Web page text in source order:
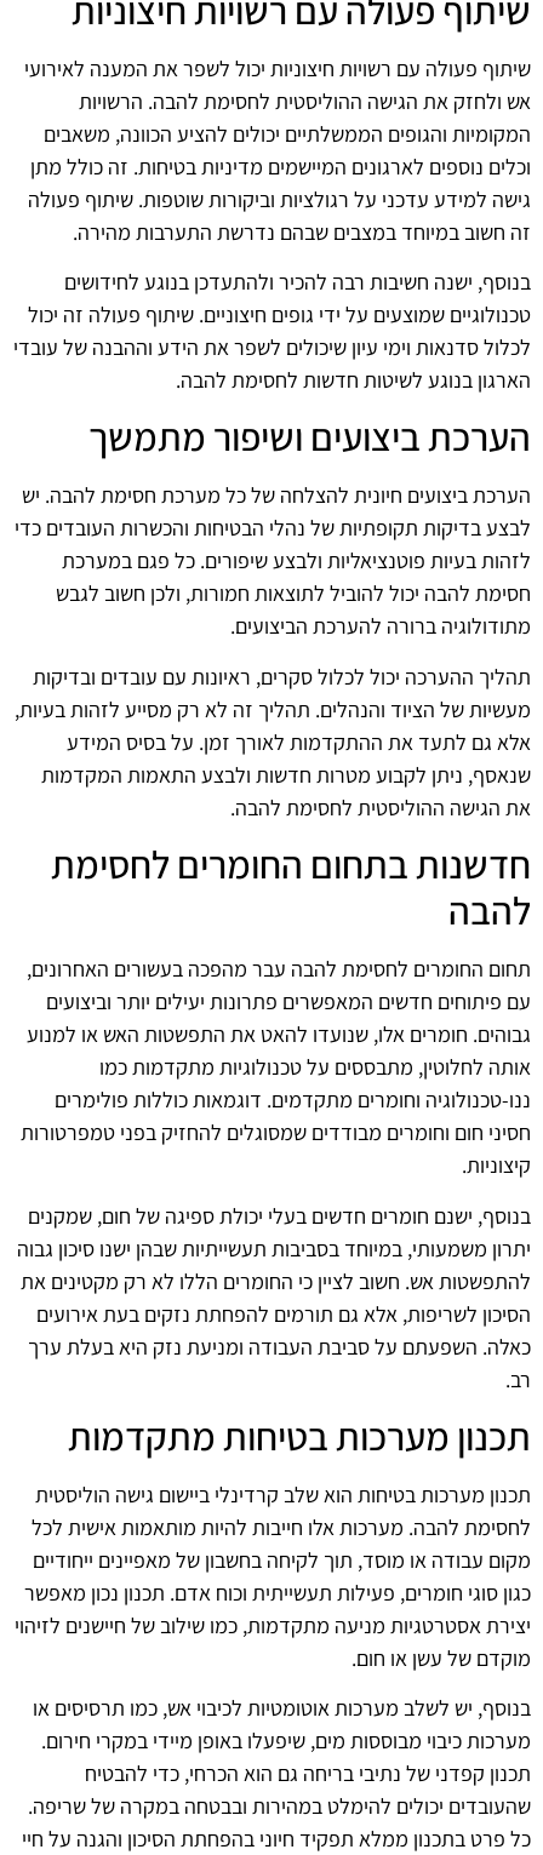
שיתוף פעולה עם רשויות חיצוניות יכול לשפר את המענה לאירועי
אש ולחזק את הגישה ההוליסטית לחסימת להבה. הרשויות
המקומיות והגופים הממשלתיים יכולים להציע הכוונה, משאבים
וכלים נוספים לארגונים המיישמים מדיניות בטיחות. זה כולל מתן
גישה למידע עדכני על רגולציות וביקורות שוטפות. שיתוף פעולה
זה חשוב במיוחד במצבים שבהם נדרשת התערבות מהירה.
בנוסף, ישנה חשיבות רבה להכיר ולהתעדכן בנוגע לחידושים
טכנולוגיים שמוצעים על ידי גופים חיצוניים. שיתוף פעולה זה יכול
לכלול סדנאות וימי עיון שיכולים לשפר את הידע וההבנה של עובדי
הארגון בנוגע לשיטות חדשות לחסימת להבה.
הערכת ביצועים ושיפור מתמשך
הערכת ביצועים חיונית להצלחה של כל מערכת חסימת להבה. יש
לבצע בדיקות תקופתיות של נהלי הבטיחות והכשרות העובדים כדי
לזהות בעיות פוטנציאליות ולבצע שיפורים. כל פגם במערכת
חסימת להבה יכול להוביל לתוצאות חמורות, ולכן חשוב לגבש
מתודולוגיה ברורה להערכת הביצועים.
תהליך ההערכה יכול לכלול סקרים, ראיונות עם עובדים ובדיקות
מעשיות של הציוד והנהלים. תהליך זה לא רק מסייע לזהות בעיות,
אלא גם לתעד את ההתקדמות לאורך זמן. על בסיס המידע
שנאסף, ניתן לקבוע מטרות חדשות ולבצע התאמות המקדמות
את הגישה ההוליסטית לחסימת להבה.
חדשנות בתחום החומרים לחסימת
להבה
תחום החומרים לחסימת להבה עבר מהפכה בעשורים האחרונים,
עם פיתוחים חדשים המאפשרים פתרונות יעילים יותר וביצועים
גבוהים. חומרים אלו, שנועדו להאט את התפשטות האש או למנוע
אותה לחלוטין, מתבססים על טכנולוגיות מתקדמות כמו
ננו-טכנולוגיה וחומרים מתקדמים. דוגמאות כוללות פולימרים
חסיני חום וחומרים מבודדים שמסוגלים להחזיק בפני טמפרטורות
קיצוניות.
בנוסף, ישנם חומרים חדשים בעלי יכולת ספיגה של חום, שמקנים
יתרון משמעותי, במיוחד בסביבות תעשייתיות שבהן ישנו סיכון גבוה
להתפשטות אש. חשוב לציין כי החומרים הללו לא רק מקטינים את
הסיכון לשריפות, אלא גם תורמים להפחתת נזקים בעת אירועים
כאלה. השפעתם על סביבת העבודה ומניעת נזק היא בעלת ערך
רב.
תכנון מערכות בטיחות מתקדמות
תכנון מערכות בטיחות הוא שלב קרדינלי ביישום גישה הוליסטית
לחסימת להבה. מערכות אלו חייבות להיות מותאמות אישית לכל
מקום עבודה או מוסד, תוך לקיחה בחשבון של מאפיינים ייחודיים
כגון סוגי חומרים, פעילות תעשייתית וכוח אדם. תכנון נכון מאפשר
יצירת אסטרטגיות מניעה מתקדמות, כמו שילוב של חיישנים לזיהוי
מוקדם של עשן או חום.
בנוסף, יש לשלב מערכות אוטומטיות לכיבוי אש, כמו תרסיסים או
מערכות כיבוי מבוססות מים, שיפעלו באופן מיידי במקרי חירום.
תכנון קפדני של נתיבי בריחה גם הוא הכרחי, כדי להבטיח
שהעובדים יכולים להימלט במהירות ובבטחה במקרה של שריפה.
כל פרט בתכנון ממלא תפקיד חיוני בהפחתת הסיכון והגנה על חיי